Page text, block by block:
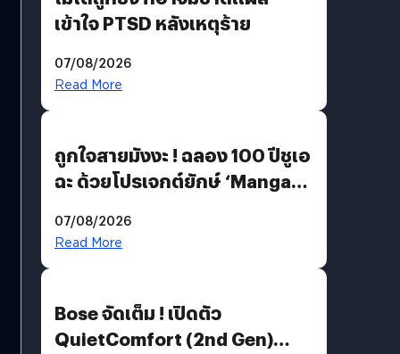
เข้าใจ PTSD หลังเหตุร้าย
07/08/2026
Read More
ถูกใจสายมังงะ ! ฉลอง 100 ปีชูเอ
ฉะ ด้วยโปรเจกต์ยักษ์ ‘Manga
มีภาษาไทยด้วย
07/08/2026
Read More
Bose จัดเต็ม ! เปิดตัว
QuietComfort (2nd Gen)